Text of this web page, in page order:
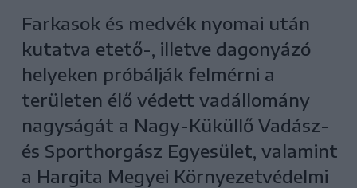
Farkasok és medvék nyomai után
kutatva etető-, illetve dagonyázó
helyeken próbálják felmérni a
területen élő védett vadállomány
nagyságát a Nagy-Küküllő Vadász-
és Sporthorgász Egyesület, valamint
a Hargita Megyei Környezetvédelmi